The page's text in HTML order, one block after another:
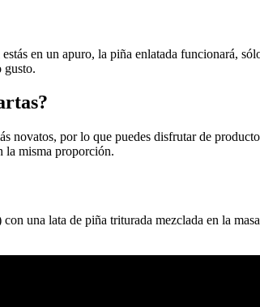
en un apuro, la piña enlatada funcionará,
gusto.
novatos, por lo que puedes disfrutar de
la misma proporción.
una lata de piña triturada mezclada en la